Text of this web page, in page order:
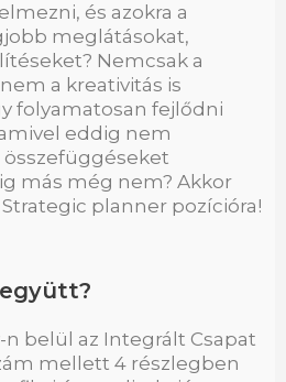
és azokra a
meglátásokat,
Nemcsak a
a kreativitás is
folyamatosan fejlődni
eddig nem
összefüggéseket
más még nem? Akkor
planner pozícióra!
n belül az Integrált Csapat
mellett 4 részlegben